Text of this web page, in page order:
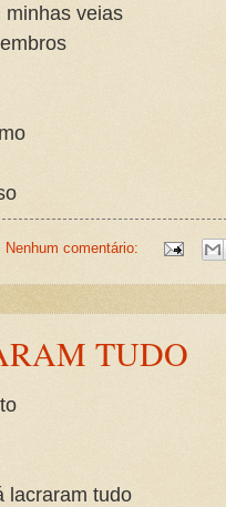
minhas veias
Nenhum comentário:
TUDO
lacraram tudo